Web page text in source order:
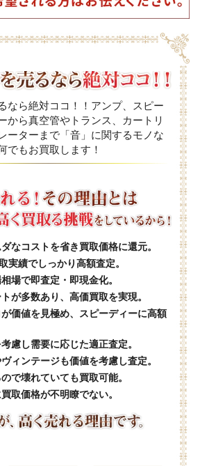
なら絶対ココ！！アンプ、スピー
から真空管やトランス、カートリ
ーターまで「音」に関するモノな
でもお買取します！
なコストを省き買取価格に還元。
実績でしっかり高額査定。
場で即査定・即現金化。
が多数あり、高価買取を実現。
価値を見極め、スピーディーに高額
慮し需要に応じた適正査定。
ィンテージも価値を考慮し査定。
で壊れていても買取可能。
取価格が不明瞭でない。